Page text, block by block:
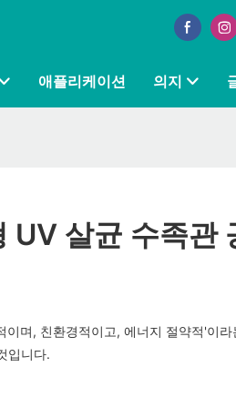
애플리케이션 의지
UV 살균 수족관
이며, 친환경적이고, 에너지 절약적'이
입니다.